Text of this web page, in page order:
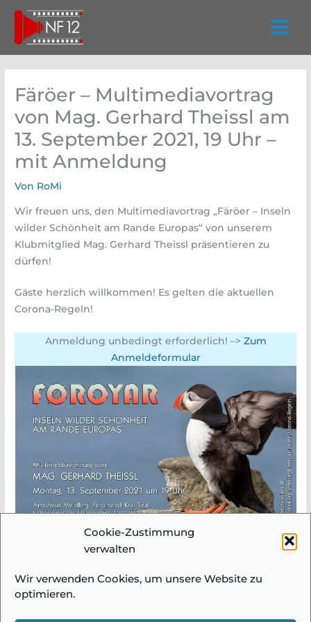
Cookie-Zustimmung
verwalten
Wir verwenden Cookies, um unsere Website zu
optimieren.
springen
Färöer – Multimediavortrag
von Mag. Gerhard Theissl am
13. September 2021, 19 Uhr –
mit Anmeldung
Von RoMi
Wir freuen uns, den Multimediavortrag „Färöer – Inseln
wilder Schönheit am Rande Europas“ von unserem
Klubmitglied Mag. Gerhard Theissl präsentieren zu
dürfen!
Gäste herzlich willkommen! Es gelten die aktuellen
Corona-Regeln!
Anmeldung unbedingt erforderlich! –> Zum
Anmeldeformular